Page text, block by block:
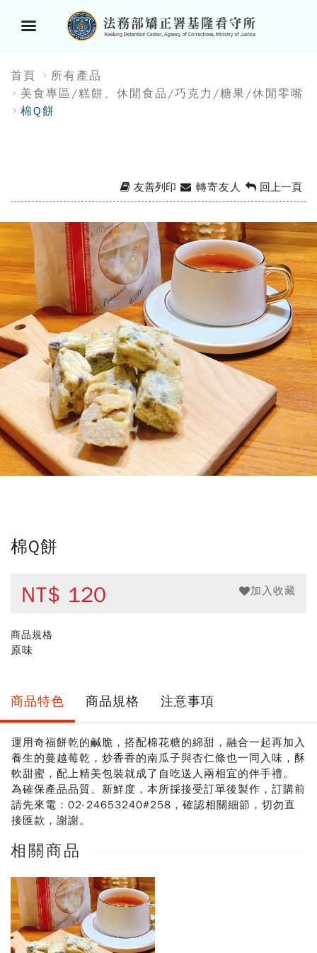
單
按
首頁
所有產品
美食專區/糕餅、休閒食品/巧克力/糖果/休閒零嘴
棉Q餅
友善列印 轉寄友人 回上一頁
棉Q餅
NT$ 120 加入收藏
商品規格
原味
商品特色 商品規格 注意事項
運用奇福餅乾的鹹脆，搭配棉花糖的綿甜，融合一起再加入
養生的蔓越莓乾，炒香香的南瓜子與杏仁條也一同入味，酥
軟甜蜜，配上精美包裝就成了自吃送人兩相宜的伴手禮。
為確保產品品質、新鮮度，本所採接受訂單後製作，訂購前
請先來電：02-24653240#258，確認相關細節，切勿直
接匯款，謝謝。
相關商品